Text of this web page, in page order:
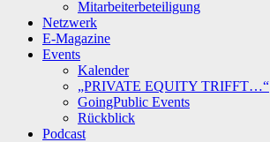
Mitarbeiterbeteiligung
Netzwerk
E-Magazine
Events
Kalender
„PRIVATE EQUITY TRIFFT…“
GoingPublic Events
Rückblick
Podcast